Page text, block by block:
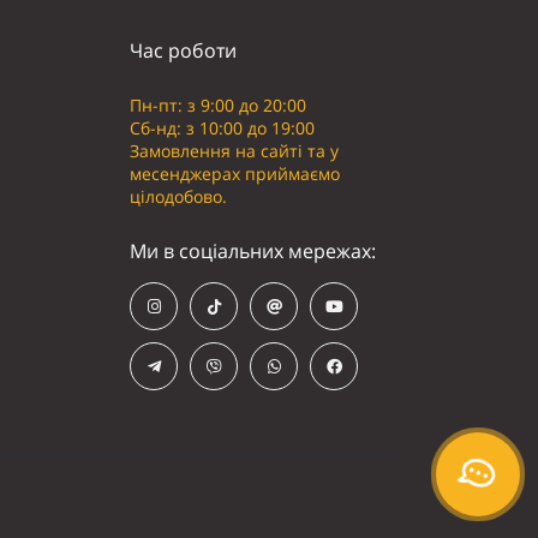
Час роботи
Пн-пт: з 9:00 до 20:00
Сб-нд: з 10:00 до 19:00
Замовлення на сайті та у
месенджерах приймаємо
цілодобово.
Ми в соціальних мережах: